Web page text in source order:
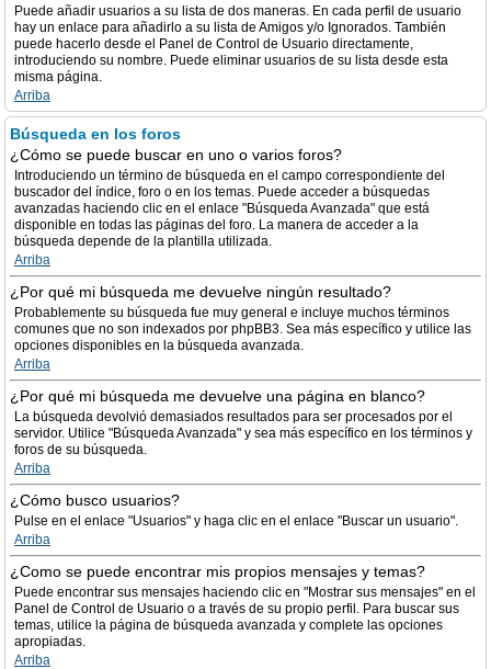
Puede añadir usuarios a su lista de dos maneras. En cada perfil de usuario
hay un enlace para añadirlo a su lista de Amigos y/o Ignorados. También
puede hacerlo desde el Panel de Control de Usuario directamente,
introduciendo su nombre. Puede eliminar usuarios de su lista desde esta
misma página.
Arriba
Búsqueda en los foros
¿Cómo se puede buscar en uno o varios foros?
Introduciendo un término de búsqueda en el campo correspondiente del
buscador del índice, foro o en los temas. Puede acceder a búsquedas
avanzadas haciendo clic en el enlace "Búsqueda Avanzada" que está
disponible en todas las páginas del foro. La manera de acceder a la
búsqueda depende de la plantilla utilizada.
Arriba
¿Por qué mi búsqueda me devuelve ningún resultado?
Probablemente su búsqueda fue muy general e incluye muchos términos
comunes que no son indexados por phpBB3. Sea más específico y utilice las
opciones disponibles en la búsqueda avanzada.
Arriba
¿Por qué mi búsqueda me devuelve una página en blanco?
La búsqueda devolvió demasiados resultados para ser procesados por el
servidor. Utilice "Búsqueda Avanzada" y sea más específico en los términos y
foros de su búsqueda.
Arriba
¿Cómo busco usuarios?
Pulse en el enlace "Usuarios" y haga clic en el enlace "Buscar un usuario".
Arriba
¿Como se puede encontrar mis propios mensajes y temas?
Puede encontrar sus mensajes haciendo clic en "Mostrar sus mensajes" en el
Panel de Control de Usuario o a través de su propio perfil. Para buscar sus
temas, utilice la página de búsqueda avanzada y complete las opciones
apropiadas.
Arriba